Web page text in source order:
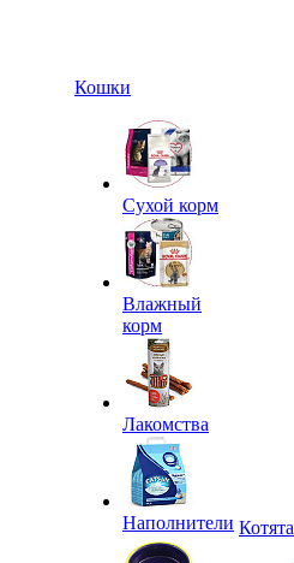
Кошки
Сухой корм
Влажный
корм
Лакомства
Наполнители Котята